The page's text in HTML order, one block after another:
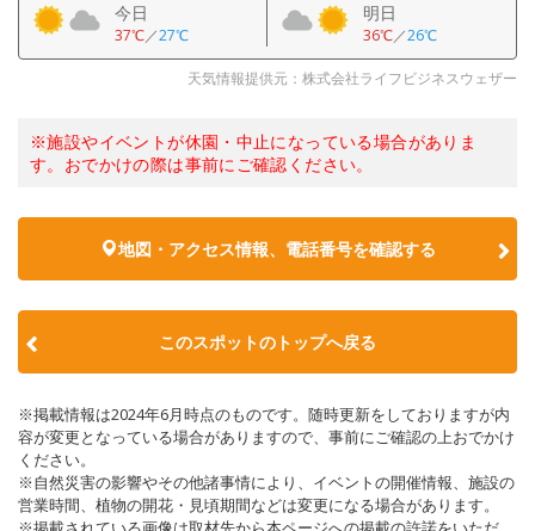
今日
37℃／27℃
明日
36℃／26℃
天気情報提供元：株式会社ライフビジネスウェザー
※施設やイベントが休園・中止になっている場合がありま
す。おでかけの際は事前にご確認ください。
地図・アクセス情報、電話番号を確認する
このスポットのトップへ戻る
※掲載情報は2024年6月時点のものです。随時更新をしておりますが内
容が変更となっている場合がありますので、事前にご確認の上おでかけ
ください。
※自然災害の影響やその他諸事情により、イベントの開催情報、施設の
営業時間、植物の開花・見頃期間などは変更になる場合があります。